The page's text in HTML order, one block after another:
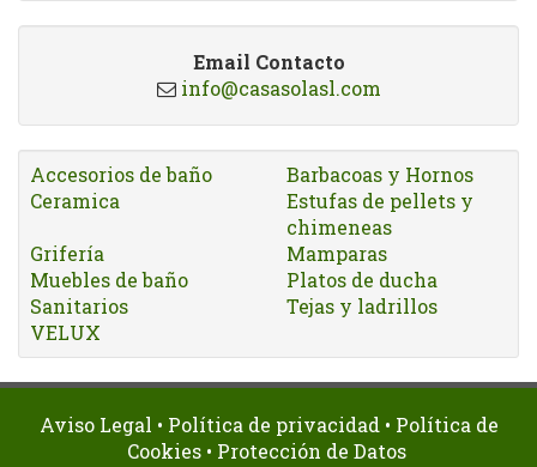
Email Contacto
info@casasolasl.com
Accesorios de baño
Barbacoas y Hornos
Ceramica
Estufas de pellets y
chimeneas
Grifería
Mamparas
Muebles de baño
Platos de ducha
Sanitarios
Tejas y ladrillos
VELUX
Aviso Legal • Política de privacidad• Política de
Cookies• Protección de Datos